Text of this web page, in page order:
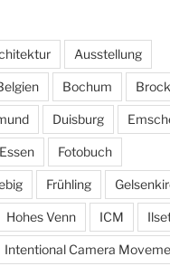
Ausstellung
Bochum
Duisburg
Essen Fotobuch
Frühling
Hohes Venn ICM
Intentional Camera